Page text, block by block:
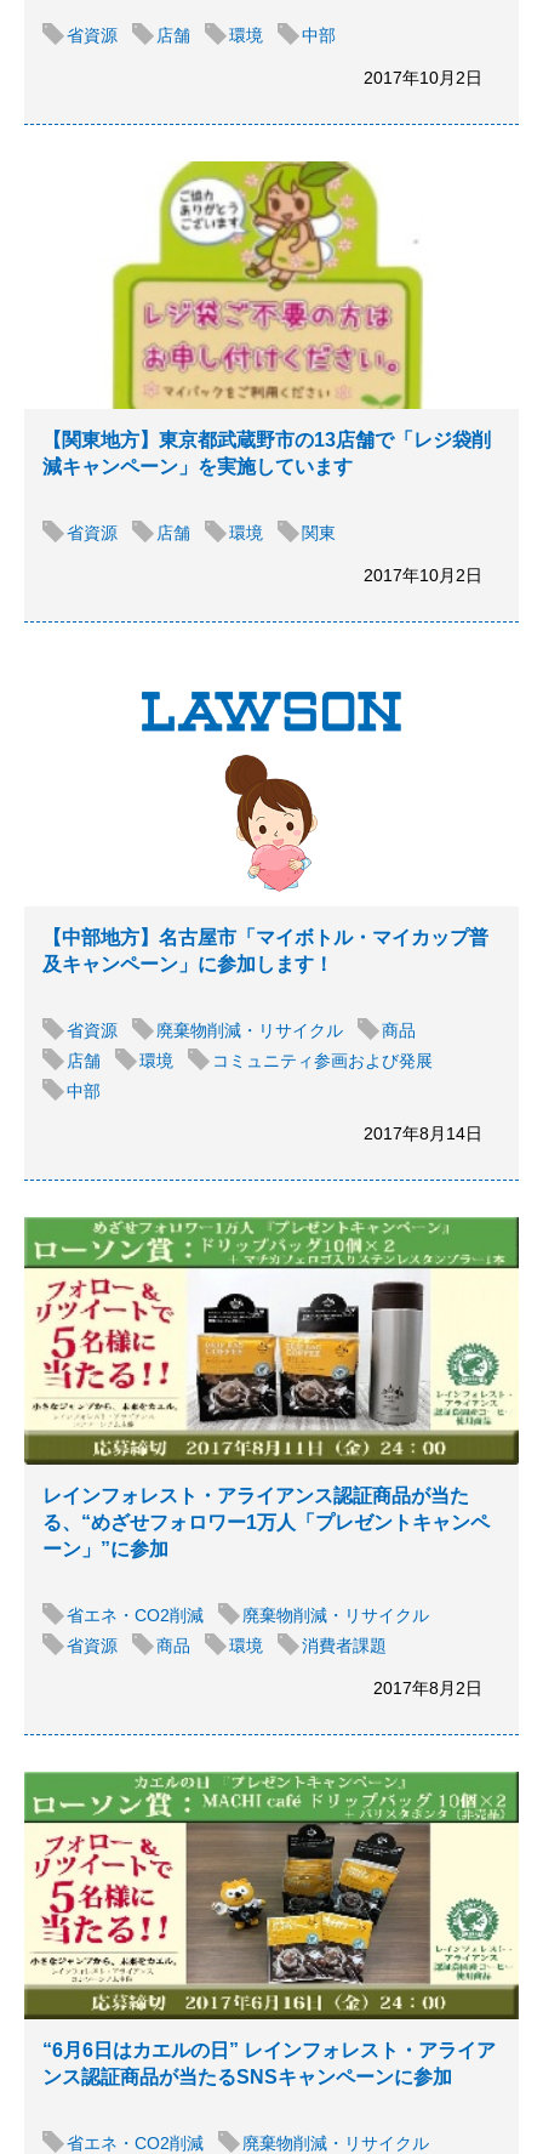
省資源 店舗 環境 中部
2017年10月2日
【関東地方】東京都武蔵野市の13店舗で「レジ袋削
減キャンペーン」を実施しています
省資源 店舗 環境 関東
2017年10月2日
【中部地方】名古屋市「マイボトル・マイカップ普
及キャンペーン」に参加します！
省資源 廃棄物削減・リサイクル
商品
店舗
環境
コミュニティ参画および発展
中部
2017年8月14日
レインフォレスト・アライアンス認証商品が当た
る、“めざせフォロワー1万人「プレゼントキャンペ
ーン」”に参加
省エネ・CO2削減
廃棄物削減・リサイクル
省資源
商品 環境 消費者課題
2017年8月2日
“6月6日はカエルの日” レインフォレスト・アライア
ンス認証商品が当たるSNSキャンペーンに参加
省エネ・CO2削減
廃棄物削減・リサイクル